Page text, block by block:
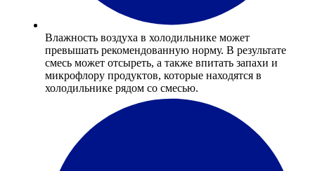
Влажность воздуха в холодильнике может
превышать рекомендованную норму. В результате
смесь может отсыреть, а также впитать запахи и
микрофлору продуктов, которые находятся в
холодильнике рядом со смесью.